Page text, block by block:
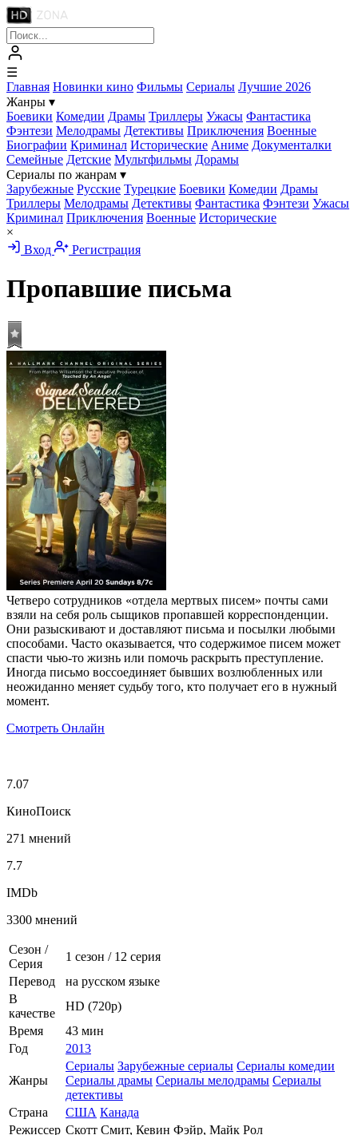
☰
Главная Новинки кино Фильмы Сериалы Лучшие 2026
Жанры ▾
Боевики Комедии Драмы Триллеры Ужасы Фантастика
Фэнтези Мелодрамы Детективы Приключения Военные
Биографии Криминал Исторические Аниме Документалки
Семейные Детские Мультфильмы Дорамы
Сериалы по жанрам ▾
Зарубежные Русские Турецкие Боевики Комедии Драмы
Триллеры Мелодрамы Детективы Фантастика Фэнтези Ужасы
Криминал Приключения Военные Исторические
×
Вход
Регистрация
Пропавшие письма
Четверо сотрудников «отдела мертвых писем» почты сами
взяли на себя роль сыщиков пропавшей корреспонденции.
Они разыскивают и доставляют письма и посылки любыми
способами. Часто оказывается, что содержимое писем может
спасти чью‑то жизнь или помочь раскрыть преступление.
Иногда письмо воссоединяет бывших возлюбленных или
неожиданно меняет судьбу того, кто получает его в нужный
момент.
Смотреть Онлайн
7.07
КиноПоиск
271 мнений
7.7
IMDb
3300 мнений
Сезон /
Серия
1 сезон / 12 серия
Перевод
на русском языке
В
качестве
HD (720p)
Время
43 мин
Год
2013
Жанры
Сериалы Зарубежные сериалы Сериалы комедии
Сериалы драмы Сериалы мелодрамы Сериалы
детективы
Страна
США Канада
Режиссер Скотт Смит, Кевин Фэйр, Майк Рол